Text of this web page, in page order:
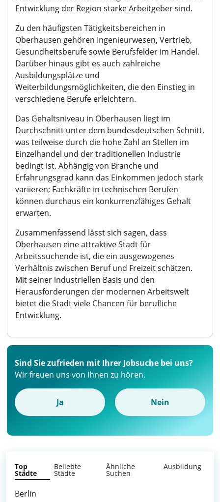
Entwicklung der Region starke Arbeitgeber sind.
Zu den häufigsten Tätigkeitsbereichen in
Oberhausen gehören Ingenieurwesen, Vertrieb,
Gesundheitsberufe sowie Berufsfelder im Handel.
Darüber hinaus gibt es auch zahlreiche
Ausbildungsplätze und
Weiterbildungsmöglichkeiten, die den Einstieg in
verschiedene Berufe erleichtern.
Das Gehaltsniveau in Oberhausen liegt im
Durchschnitt unter dem bundesdeutschen Schnitt,
was teilweise durch die hohe Zahl an Stellen im
Einzelhandel und der traditionellen Industrie
bedingt ist. Abhängig von Branche und
Erfahrungsgrad kann das Einkommen jedoch stark
variieren; Fachkräfte in technischen Berufen
können durchaus ein konkurrenzfähiges Gehalt
erwarten.
Zusammenfassend lässt sich sagen, dass
Oberhausen eine attraktive Stadt für
Arbeitssuchende ist, die ein ausgewogenes
Verhältnis zwischen Beruf und Freizeit schätzen.
Mit seiner industriellen Basis und den
Herausforderungen der modernen Arbeitswelt
bietet die Stadt viele Chancen für berufliche
Entwicklung.
Sind Sie zufrieden mit Ihrer Jobsuche bei uns?
Wir freuen uns von Ihnen zu hören.
Ja Nein
Top
Städte
Beliebte
Städte
Ähnliche
Suchen
Ausbildung
Berlin